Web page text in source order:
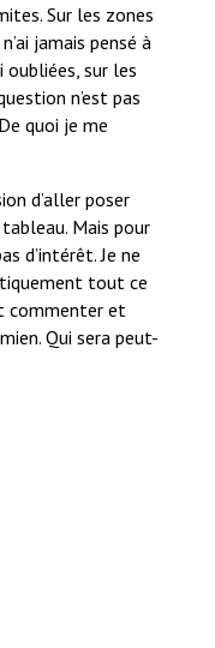
Sur les zones
jamais pensé à
oubliées, sur les
n’est pas
quoi je me
d’aller poser
Mais pour
d’intérêt. Je ne
tout ce
commenter et
Qui sera peut-